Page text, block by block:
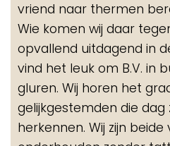
vriend naar thermen
Wie komen wij daar
opvallend uitdagend in
vind het leuk om B.V. in
gluren. Wij horen het
gelijkgestemden die dag
herkennen. Wij zijn